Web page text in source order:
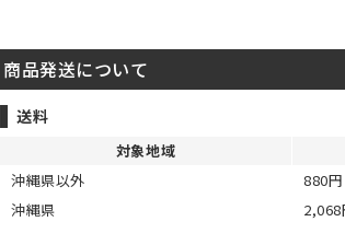
商品発送について
送料
対象地域
沖縄県以外
880円
沖縄県
2,068